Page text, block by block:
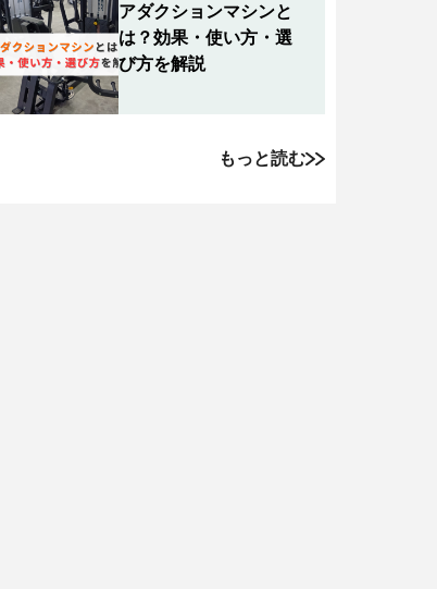
アダクションマシンと
は？効果・使い方・選
び方を解説
もっと読む